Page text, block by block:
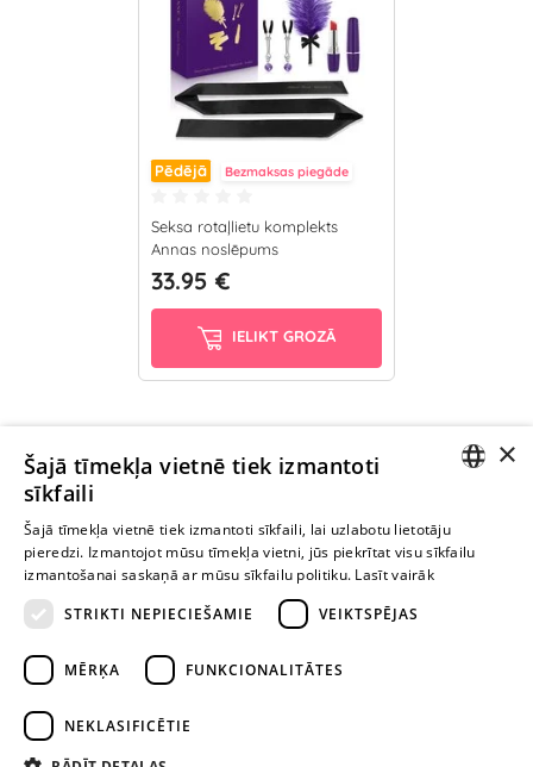
Pēdējā Bezmaksas piegāde
Seksa rotaļlietu komplekts
Annas noslēpums
33.95 €
IELIKT GROZĀ
Ievērībai: Yesyes.lv satur atklātu seksuālu informāciju un attēlus. Lietot
šo vietni vari tikai no 18 gadu vecuma.
TURPINIET
ROTAĻĀTIES
info@yesyes.lv
facebook.com/yesyes.lv
RUSSIAN
×
Šajā tīmekļa vietnē tiek izmantoti
sīkfaili
Šajā tīmekļa vietnē tiek izmantoti sīkfaili, lai uzlabotu lietotāju
pieredzi. Izmantojot mūsu tīmekļa vietni, jūs piekrītat visu sīkfailu
izmantošanai saskaņā ar mūsu sīkfailu politiku. Lasīt vairāk
STRIKTI NEPIECIEŠAMIE
VEIKTSPĒJAS
MĒRĶA FUNKCIONALITĀTES
NEKLASIFICĒTIE